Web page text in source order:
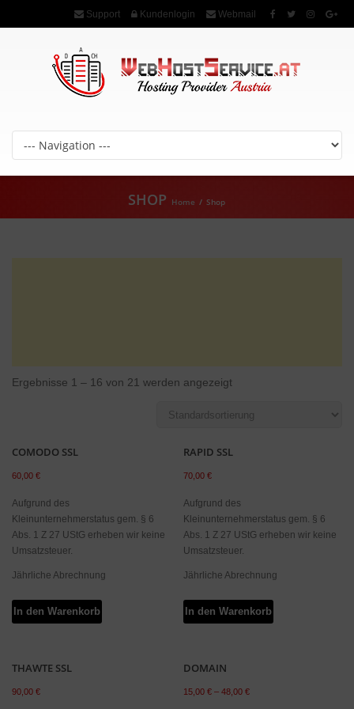
Support Kundenlogin Webmail
SHOP Home / Shop
Ergebnisse 1 – 16 von 21 werden angezeigt
COMODO SSL
60,00 €
Aufgrund des
Kleinunternehmerstatus gem. § 6
Abs. 1 Z 27 UStG erheben wir keine
Umsatzsteuer.
Jährliche Abrechnung
In den Warenkorb
RAPID SSL
70,00€
Aufgrund des
Kleinunternehmerstatus gem. § 6
Abs. 1 Z 27 UStG erheben wir keine
Umsatzsteuer.
Jährliche Abrechnung
In den Warenkorb
THAWTE SSL
90,00 €
DOMAIN
15,00€ –48,00€